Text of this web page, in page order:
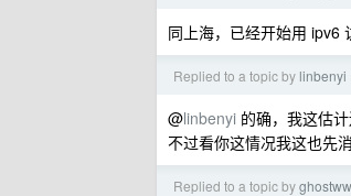
同上海，已经开始用 ipv6
Replied to a topic by linbenyi
@linbenyi 的确，我这估
不过看你这情况我这也先
Replied to a topic by